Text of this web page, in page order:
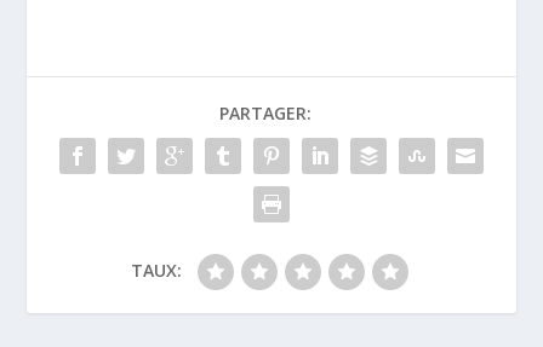
PARTAGER:
TAUX: